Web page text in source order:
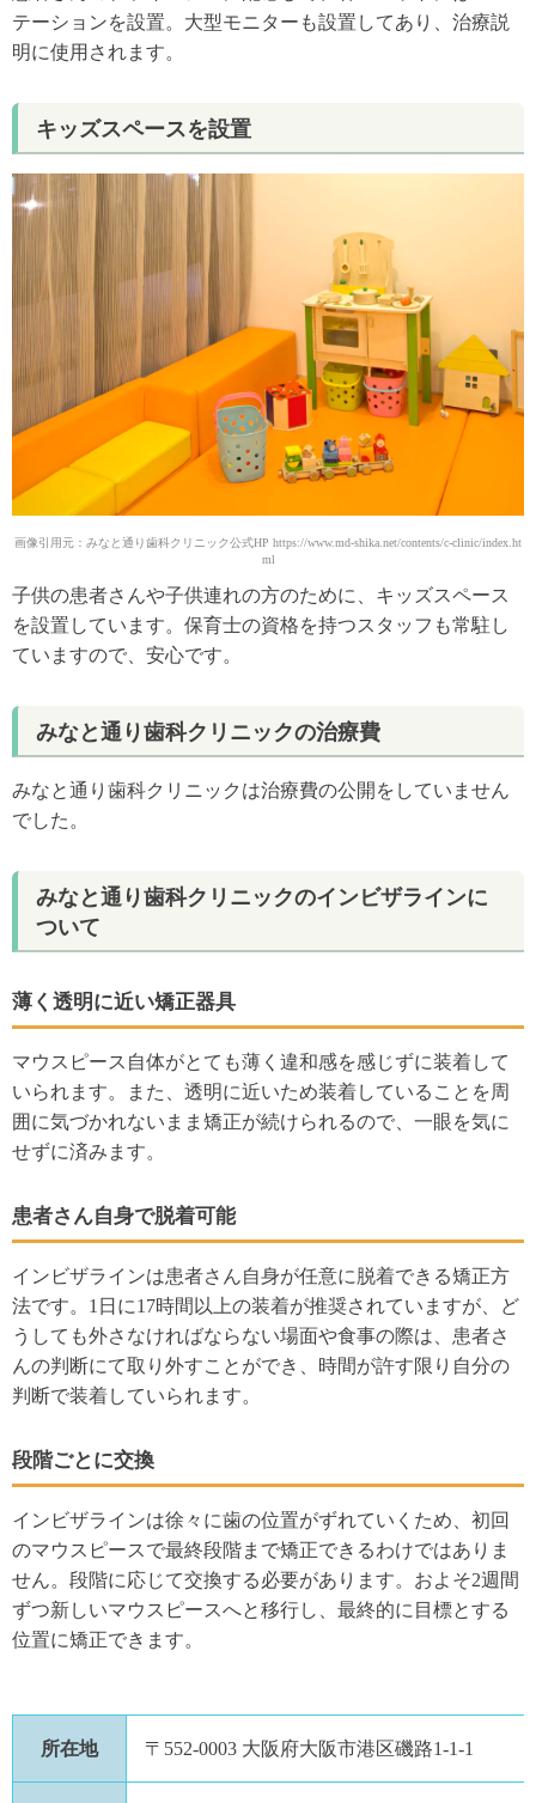
テーションを設置。大型モニターも設置してあり、治療説
明に使用されます。
キッズスペースを設置
画像引用元：みなと通り歯科クリニック公式HP https://www.md-shika.net/contents/c-clinic/index.ht
ml
子供の患者さんや子供連れの方のために、キッズスペース
を設置しています。保育士の資格を持つスタッフも常駐し
ていますので、安心です。
みなと通り歯科クリニックの治療費
みなと通り歯科クリニックは治療費の公開をしていません
でした。
みなと通り歯科クリニックのインビザラインに
ついて
薄く透明に近い矯正器具
マウスピース自体がとても薄く違和感を感じずに装着して
いられます。また、透明に近いため装着していることを周
囲に気づかれないまま矯正が続けられるので、一眼を気に
せずに済みます。
患者さん自身で脱着可能
インビザラインは患者さん自身が任意に脱着できる矯正方
法です。1日に17時間以上の装着が推奨されていますが、ど
うしても外さなければならない場面や食事の際は、患者さ
んの判断にて取り外すことができ、時間が許す限り自分の
判断で装着していられます。
段階ごとに交換
インビザラインは徐々に歯の位置がずれていくため、初回
のマウスピースで最終段階まで矯正できるわけではありま
せん。段階に応じて交換する必要があります。およそ2週間
ずつ新しいマウスピースへと移行し、最終的に目標とする
位置に矯正できます。
所在地 〒552-0003 大阪府大阪市港区磯路1-1-1